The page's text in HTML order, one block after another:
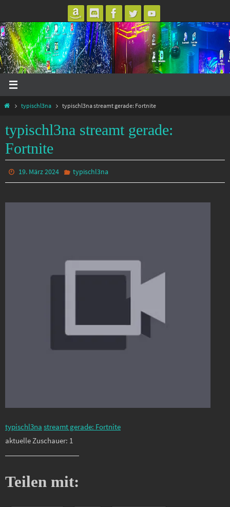
Inhalt
springen
Starttypischl3na typischl3na streamt gerade: Fortnite
typischl3na streamt gerade:
Fortnite
19. März 2024 typischl3na
typischl3na streamt gerade: Fortnite
aktuelle Zuschauer: 1
Teilen mit: